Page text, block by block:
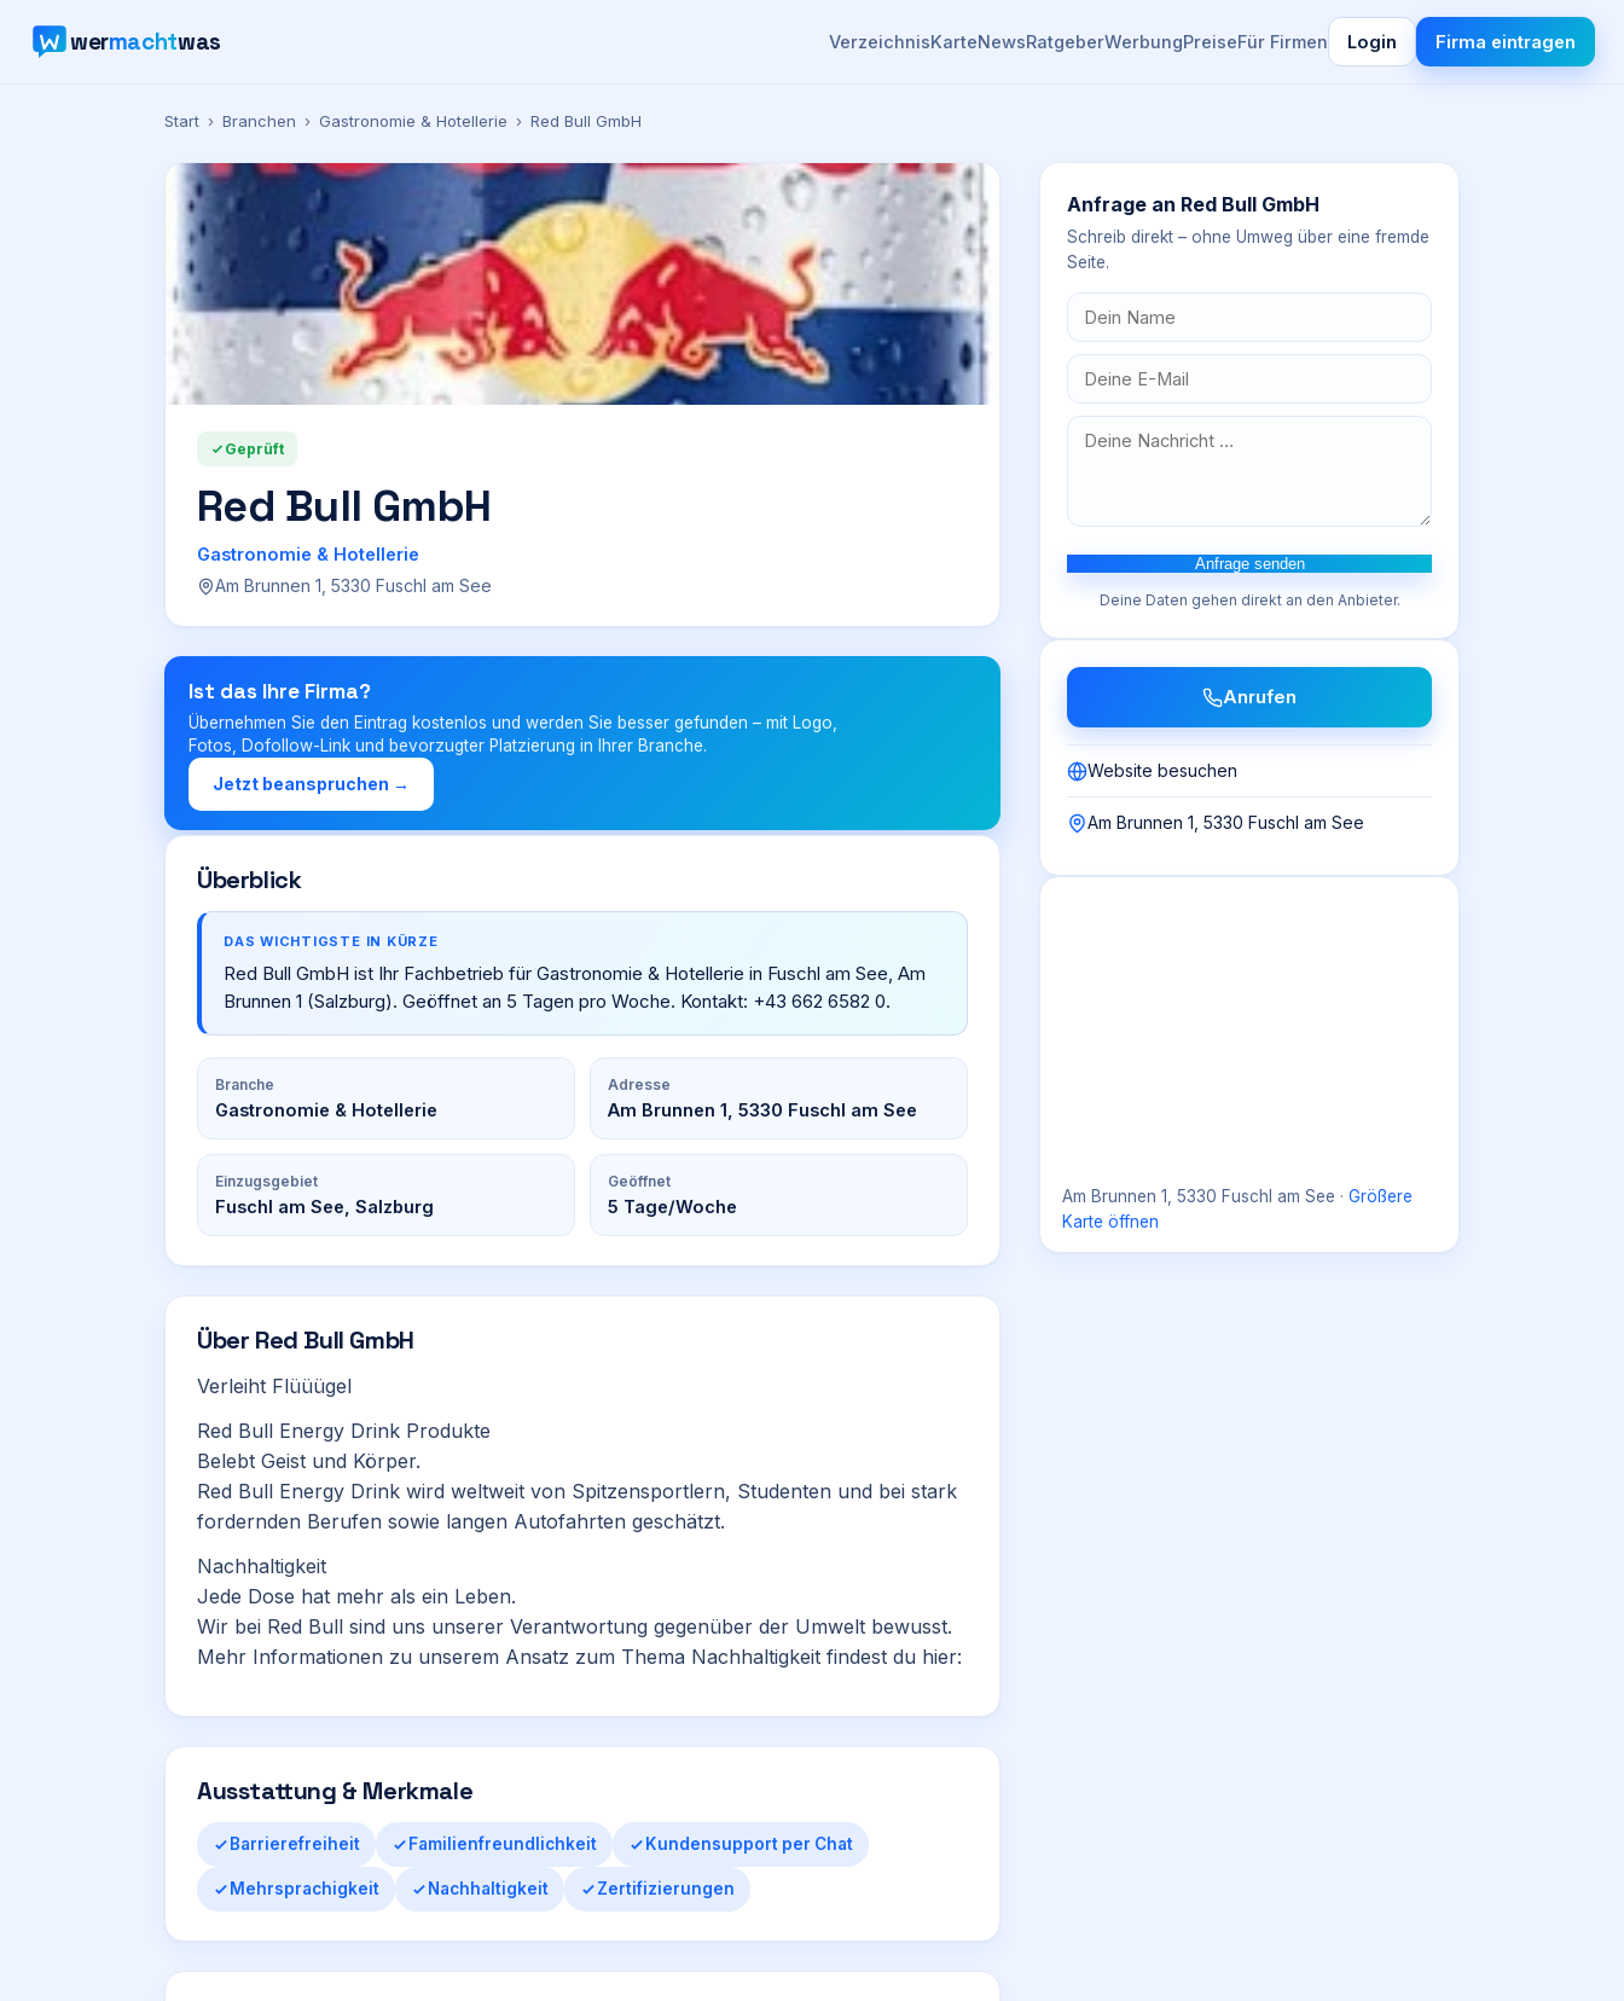
wermachtwas VerzeichnisKarteNewsRatgeberWerbungPreiseFür Firmen Login Firma eintragen
Start › Branchen › Gastronomie & Hotellerie › Red Bull GmbH
Geprüft
Red Bull GmbH
Gastronomie & Hotellerie
Am Brunnen 1, 5330 Fuschl am See
Ist das Ihre Firma?
Übernehmen Sie den Eintrag kostenlos und werden Sie besser gefunden – mit Logo,
Fotos, Dofollow-Link und bevorzugter Platzierung in Ihrer Branche.
Jetzt beanspruchen →
Überblick
DAS WICHTIGSTE IN KÜRZE
Red Bull GmbH ist Ihr Fachbetrieb für Gastronomie & Hotellerie in Fuschl am See, Am
Brunnen 1 (Salzburg). Geöffnet an 5 Tagen pro Woche. Kontakt: +43 662 6582 0.
Branche
Gastronomie & Hotellerie
Adresse
Am Brunnen 1, 5330 Fuschl am See
Einzugsgebiet
Fuschl am See, Salzburg
Geöffnet
5 Tage/Woche
Über Red Bull GmbH
Verleiht Flüüügel
Red Bull Energy Drink Produkte
Belebt Geist und Körper.
Red Bull Energy Drink wird weltweit von Spitzensportlern, Studenten und bei stark
fordernden Berufen sowie langen Autofahrten geschätzt.
Nachhaltigkeit
Jede Dose hat mehr als ein Leben.
Wir bei Red Bull sind uns unserer Verantwortung gegenüber der Umwelt bewusst.
Mehr Informationen zu unserem Ansatz zum Thema Nachhaltigkeit findest du hier:
Ausstattung & Merkmale
Barrierefreiheit Familienfreundlichkeit Kundensupport per Chat
Mehrsprachigkeit Nachhaltigkeit Zertifizierungen
Anfrage an Red Bull GmbH
Schreib direkt – ohne Umweg über eine fremde
Seite.
Anfrage senden
Deine Daten gehen direkt an den Anbieter.
Anrufen
Website besuchen
Am Brunnen 1, 5330 Fuschl am See
Am Brunnen 1, 5330 Fuschl am See · Größere
Karte öffnen